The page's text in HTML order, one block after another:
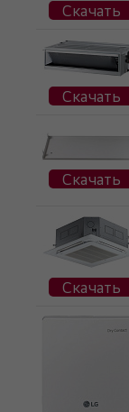
Скачать
Скачать
Скачать
Скачать